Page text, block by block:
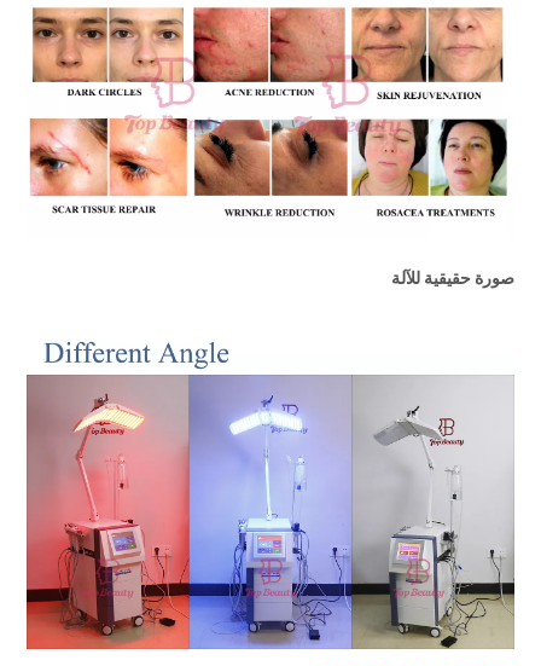
صورة حقيقية للآلة